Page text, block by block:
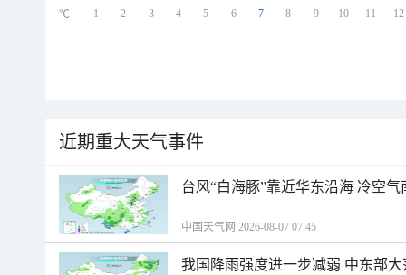
1 2 3 4 5 6 7 8 9 10 11 12
℃
近期重大天气事件
台风“白海豚”靠近华东沿海 冷空
中国天气网 2026-08-07 07:45
我国降雨强度进一步减弱 中东部